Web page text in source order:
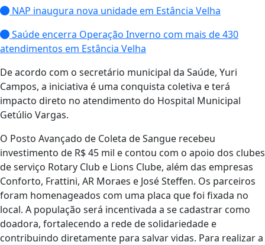
NAP inaugura nova unidade em Estância Velha
Saúde encerra Operação Inverno com mais de 430
atendimentos em Estância Velha
De acordo com o secretário municipal da Saúde, Yuri
Campos, a iniciativa é uma conquista coletiva e terá
impacto direto no atendimento do Hospital Municipal
Getúlio Vargas.
O Posto Avançado de Coleta de Sangue recebeu
investimento de R$ 45 mil e contou com o apoio dos clubes
de serviço Rotary Club e Lions Clube, além das empresas
Conforto, Frattini, AR Moraes e José Steffen. Os parceiros
foram homenageados com uma placa que foi fixada no
local. A população será incentivada a se cadastrar como
doadora, fortalecendo a rede de solidariedade e
contribuindo diretamente para salvar vidas. Para realizar a